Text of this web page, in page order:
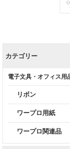
カテゴリー
電子文具・オフィス用
リボン
ワープロ用紙
ワープロ関連品